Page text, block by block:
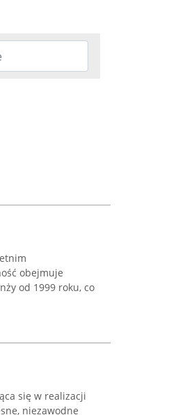
obejmuje
od 1999 roku, co
się w realizacji
niezawodne